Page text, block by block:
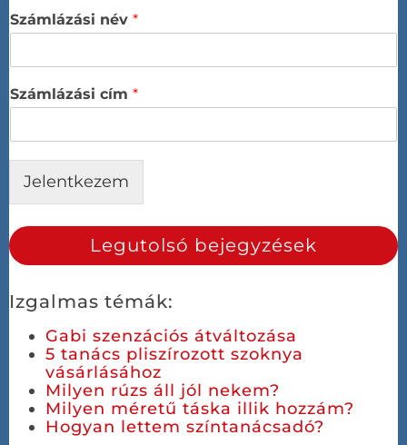
Számlázási név *
Számlázási cím *
Jelentkezem
Legutolsó bejegyzések
Izgalmas témák:
Gabi szenzációs átváltozása
5 tanács pliszírozott szoknya
vásárlásához
Milyen rúzs áll jól nekem?
Milyen méretű táska illik hozzám?
Hogyan lettem színtanácsadó?